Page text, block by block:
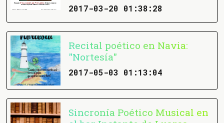
2017-03-20 01:38:28
Recital poético en Navia:
"Nortesía"
2017-05-03 01:13:04
Sincronía Poético Musical en